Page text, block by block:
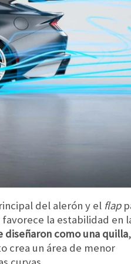
del alerón y el flap
la estabilidad en
diseñaron como una quilla
crea un área de menor